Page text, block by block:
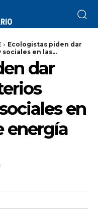
Ecologistas piden dar
en las...
dar
en
energía